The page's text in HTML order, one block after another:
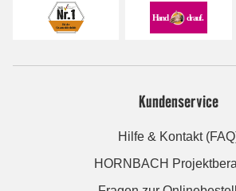
Kundenservice
Hilfe & Kontakt
HORNBACH